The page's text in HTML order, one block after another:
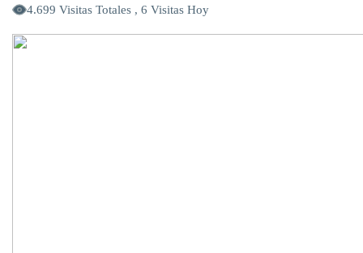
4.699 Visitas Totales , 6 Visitas Hoy